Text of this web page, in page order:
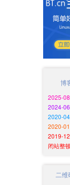
博
2025-
2024-
2020-
2020-
2019-
闭站整
二维